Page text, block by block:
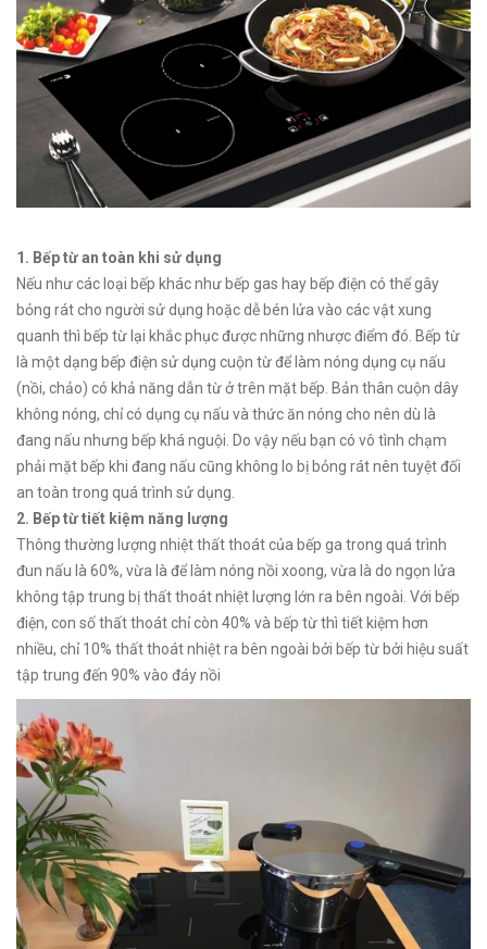
1. Bếp từ an toàn khi sử dụng
Nếu như các loại bếp khác như bếp gas hay bếp điện có thể gây
bỏng rát cho người sử dụng hoặc dễ bén lửa vào các vật xung
quanh thì bếp từ lại khắc phục được những nhược điểm đó. Bếp từ
là một dạng bếp điện sử dụng cuộn từ để làm nóng dụng cụ nấu
(nồi, chảo) có khả năng dẫn từ ở trên mặt bếp. Bản thân cuộn dây
không nóng, chỉ có dụng cụ nấu và thức ăn nóng cho nên dù là
đang nấu nhưng bếp khá nguội. Do vậy nếu bạn có vô tình chạm
phải mặt bếp khi đang nấu cũng không lo bị bỏng rát nên tuyệt đối
an toàn trong quá trình sử dụng.
2. Bếp từ tiết kiệm năng lượng
Thông thường lượng nhiệt thất thoát của bếp ga trong quá trình
đun nấu là 60%, vừa là để làm nóng nồi xoong, vừa là do ngọn lửa
không tập trung bị thất thoát nhiệt lượng lớn ra bên ngoài. Với bếp
điện, con số thất thoát chỉ còn 40% và bếp từ thì tiết kiệm hơn
nhiều, chỉ 10% thất thoát nhiệt ra bên ngoài bởi bếp từ bởi hiệu suất
tập trung đến 90% vào đáy nồi